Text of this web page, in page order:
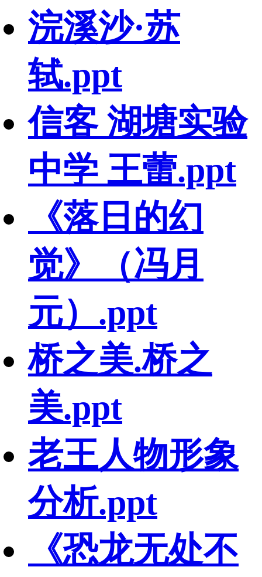
浣溪沙·苏
轼.ppt
信客 湖塘实验
中学 王蕾.ppt
《落日的幻
觉》（冯月
元）.ppt
桥之美.桥之
美.ppt
老王人物形象
分析.ppt
《恐龙无处不